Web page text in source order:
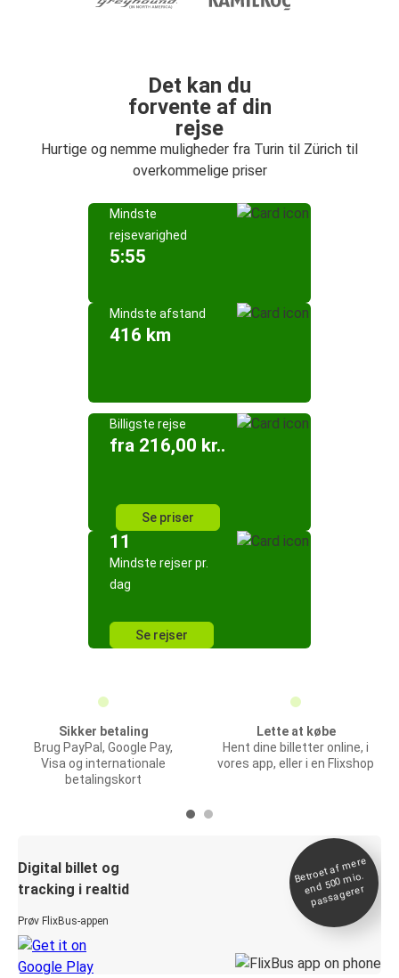
Det kan du
forvente af din
rejse
Hurtige og nemme muligheder fra Turin til Zürich til
overkommelige priser
Mindste
rejsevarighed
5:55
Mindste afstand
416 km
Billigste rejse
fra 216,00 kr..
Se priser
11
Mindste rejser pr.
dag
Se rejser
Sikker betaling
Brug PayPal, Google Pay,
Visa og internationale
betalingskort
Lette at købe
Hent dine billetter online, i
vores app, eller i en Flixshop
Digital billet og
tracking i realtid
Prøv FlixBus-appen
Betroet af
mere
end 500
mio.
passagerer